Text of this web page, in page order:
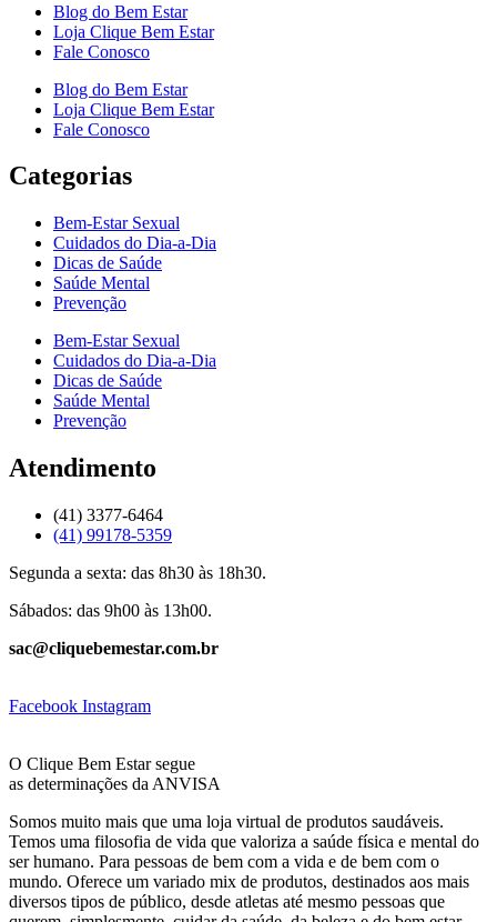
Blog do Bem Estar
Loja Clique Bem Estar
Fale Conosco
Blog do Bem Estar
Loja Clique Bem Estar
Fale Conosco
Categorias
Bem-Estar Sexual
Cuidados do Dia-a-Dia
Dicas de Saúde
Saúde Mental
Prevenção
Bem-Estar Sexual
Cuidados do Dia-a-Dia
Dicas de Saúde
Saúde Mental
Prevenção
Atendimento
(41) 3377-6464
(41) 99178-5359
Segunda a sexta: das 8h30 às 18h30.
Sábados: das 9h00 às 13h00.
sac@cliquebemestar.com.br
Facebook Instagram
O Clique Bem Estar segue
as determinações da ANVISA
Somos muito mais que uma loja virtual de produtos saudáveis.
Temos uma filosofia de vida que valoriza a saúde física e mental do
ser humano. Para pessoas de bem com a vida e de bem com o
mundo. Oferece um variado mix de produtos, destinados aos mais
diversos tipos de público, desde atletas até mesmo pessoas que